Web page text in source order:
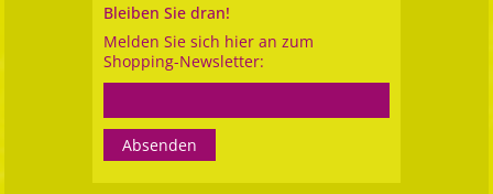
Bleiben Sie dran!
Melden Sie sich hier an zum
Shopping-Newsletter: